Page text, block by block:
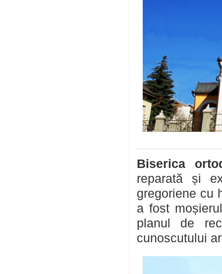
Biserica
reparată și
gregoriene cu
a fost
planul de
cunoscutului